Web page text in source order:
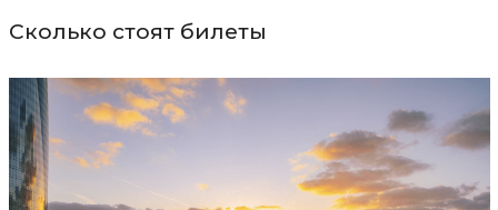
Сколько стоят билеты